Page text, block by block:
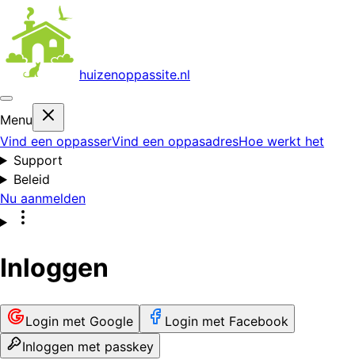
huizenoppassite.nl
Menu
Vind een oppasserVind een oppasadresHoe werkt het
Support
Beleid
Nu aanmelden
Inloggen
Login met Google
Login met Facebook
Inloggen met passkey